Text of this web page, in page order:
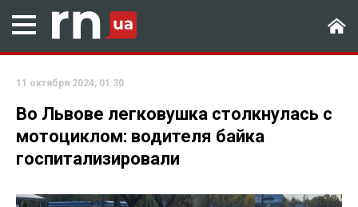
11 октября 2024, 01:30
Во Львове легковушка столкнулась с
мотоциклом: водителя байка
госпитализировали